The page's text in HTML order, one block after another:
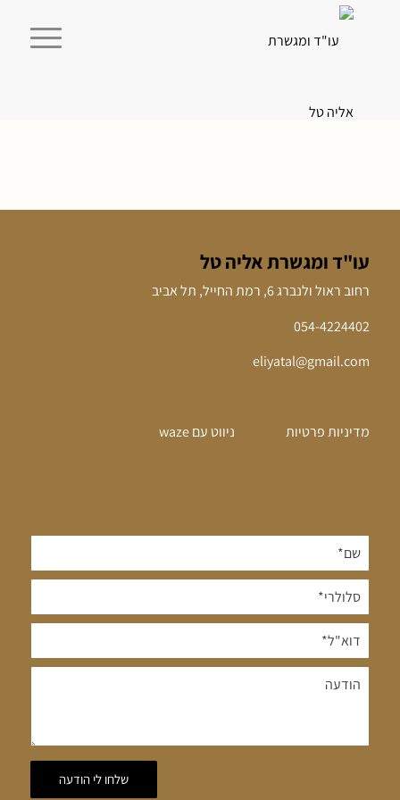
עו"ד ומגשרת אליה טל
רחוב ראול ולנברג 6, רמת החייל, תל אביב
054-4224402
eliyatal@gmail.com
מדיניות פרטיות ניווט עם waze